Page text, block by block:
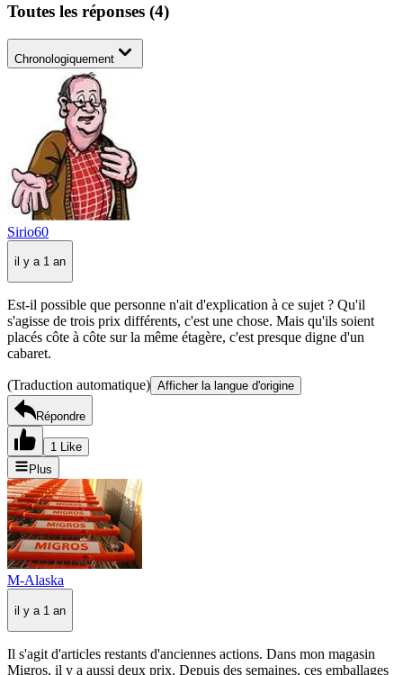
Toutes les réponses (4)
Chronologiquement
Sirio60
il y a 1 an
Est-il possible que personne n'ait d'explication à ce sujet ? Qu'il
s'agisse de trois prix différents, c'est une chose. Mais qu'ils soient
placés côte à côte sur la même étagère, c'est presque digne d'un
cabaret.
(Traduction automatique) Afficher la langue d'origine
Répondre
1 Like
Plus
M-Alaska
il y a 1 an
Il s'agit d'articles restants d'anciennes actions. Dans mon magasin
Migros, il y a aussi deux prix. Depuis des semaines, ces emballages